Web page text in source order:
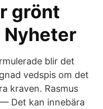
grönt
Nyheter
blir det
vedspis om det
kraven. Rasmus
Det kan innebära